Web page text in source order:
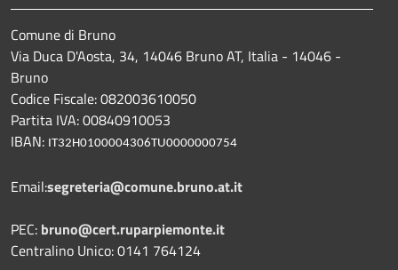
Comune di Bruno
Via Duca D'Aosta, 34, 14046 Bruno AT, Italia - 14046 -
Bruno
Codice Fiscale: 082003610050
Partita IVA: 00840910053
IBAN: IT32H0100004306TU0000000754
Email:segreteria@comune.bruno.at.it
PEC: bruno@cert.ruparpiemonte.it
Centralino Unico: 0141 764124